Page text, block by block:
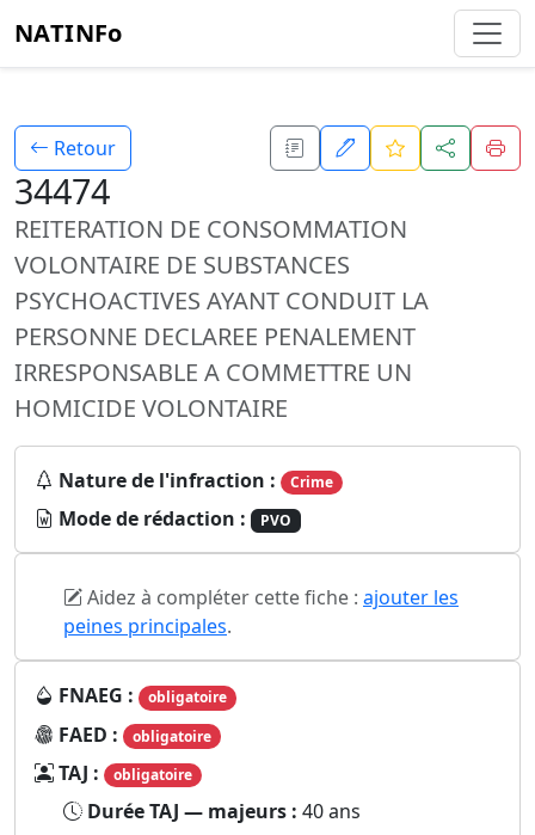
NATINFo
Retour
34474
REITERATION DE CONSOMMATION
VOLONTAIRE DE SUBSTANCES
PSYCHOACTIVES AYANT CONDUIT LA
PERSONNE DECLAREE PENALEMENT
IRRESPONSABLE A COMMETTRE UN
HOMICIDE VOLONTAIRE
Nature de l'infraction : Crime
Mode de rédaction : PVO
Aidez à compléter cette fiche : ajouter les
peines principales.
FNAEG : obligatoire
FAED : obligatoire
TAJ : obligatoire
Durée TAJ — majeurs : 40 ans